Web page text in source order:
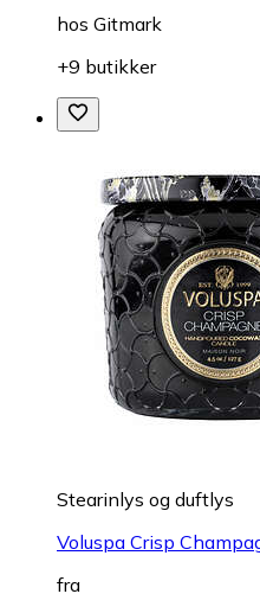
hos Gitmark
+9 butikker
Stearinlys og duftlys
Voluspa Crisp
fra